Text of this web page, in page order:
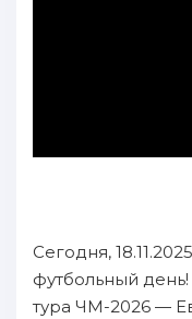
Сегодня,
футбольный
тура ЧМ-2026 —